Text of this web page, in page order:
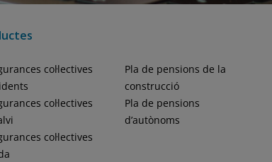
col·lectives
col·lectives
col·lectives
Pla de pensions de la
construcció
Pla de pensions
d’autònoms